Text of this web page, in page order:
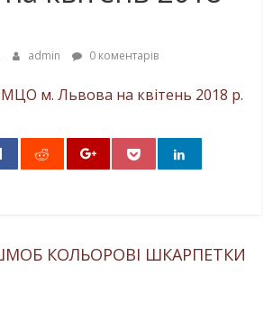
admin 0 коментарів
м. Львова на квітень 2018 р.
КОЛЬОРОВІ ШКАРПЕТКИ